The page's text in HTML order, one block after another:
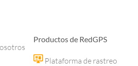
Productos de RedGPS
Plataforma de rastreo